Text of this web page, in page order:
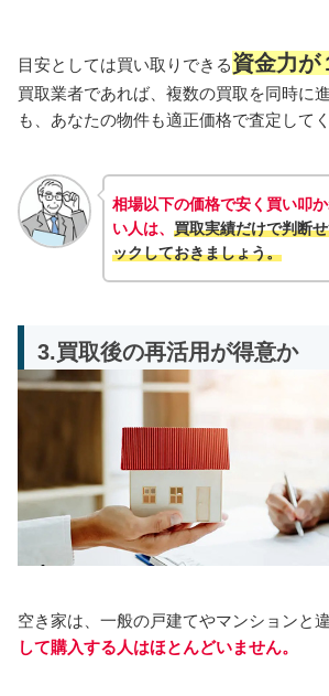
目安としては買い取りできる資金力が
買取業者であれば、複数の買取を同時に
も、あなたの物件も適正価格で査定してく
相場以下の価格で安く買い叩
い人は、 買取実績だけで判断
ックしておきましょう。
3.買取後の再活用が得意か
空き家は、一般の戸建てやマンションと違
して購入する人はほとんどいません。